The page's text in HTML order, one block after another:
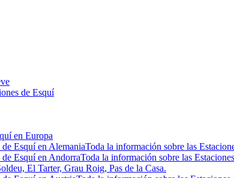
de Esquí
en Europa
de Esquí en AlemaniaToda la información sobre las
de Esquí en AndorraToda la información sobre las
El Tarter, Grau Roig, Pas de la Casa.